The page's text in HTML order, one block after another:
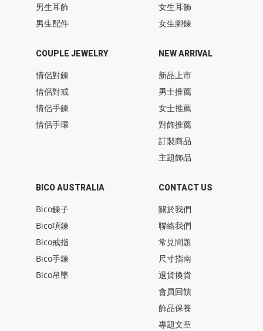
男生耳飾
男生配件
女生耳飾
女生腳鍊
COUPLE JEWELRY
情侶對鍊
情侶對戒
情侶手鍊
情侶手環
BICO AUSTRALIA
Bico鍊子
Bico項鍊
Bico戒指
Bico手鍊
Bico吊墜
NEW ARRIVAL
新品上市
男士推薦
女士推薦
對飾推薦
訂製商品
主題飾品
CONTACT US
關於我們
聯絡我們
常見問題
尺寸指南
退貨換貨
會員回饋
飾品保養
專題文章